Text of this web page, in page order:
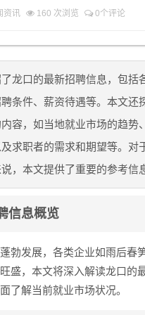
资讯 160 次浏览 0个评论
龙口的最新招聘信息，包括
条件、薪资待遇等。本文还
容，如当地就业市场的趋势
求职者的需求和期望等。对
，本文提供了重要的参考信
信息概览
勃发展，各类企业如雨后春
盛，本文将深入解读龙口的
了解当前就业市场状况。